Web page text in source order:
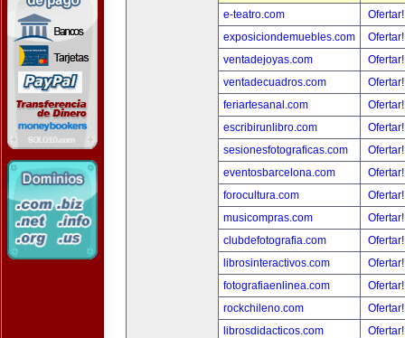
e-teatro.com
exposiciondemuebles.com
ventadejoyas.com
ventadecuadros.com
feriartesanal.com
escribirunlibro.com
sesionesfotograficas.com
eventosbarcelona.com
forocultura.com
musicompras.com
clubdefotografia.com
librosinteractivos.com
fotografiaenlinea.com
rockchileno.com
librosdidacticos.com